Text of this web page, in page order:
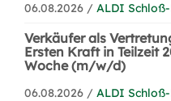
06.08.2026 / ALDI
Verkäufer als
Ersten Kraft in Teilzeit
Woche (m/w/d)
06.08.2026 / ALDI